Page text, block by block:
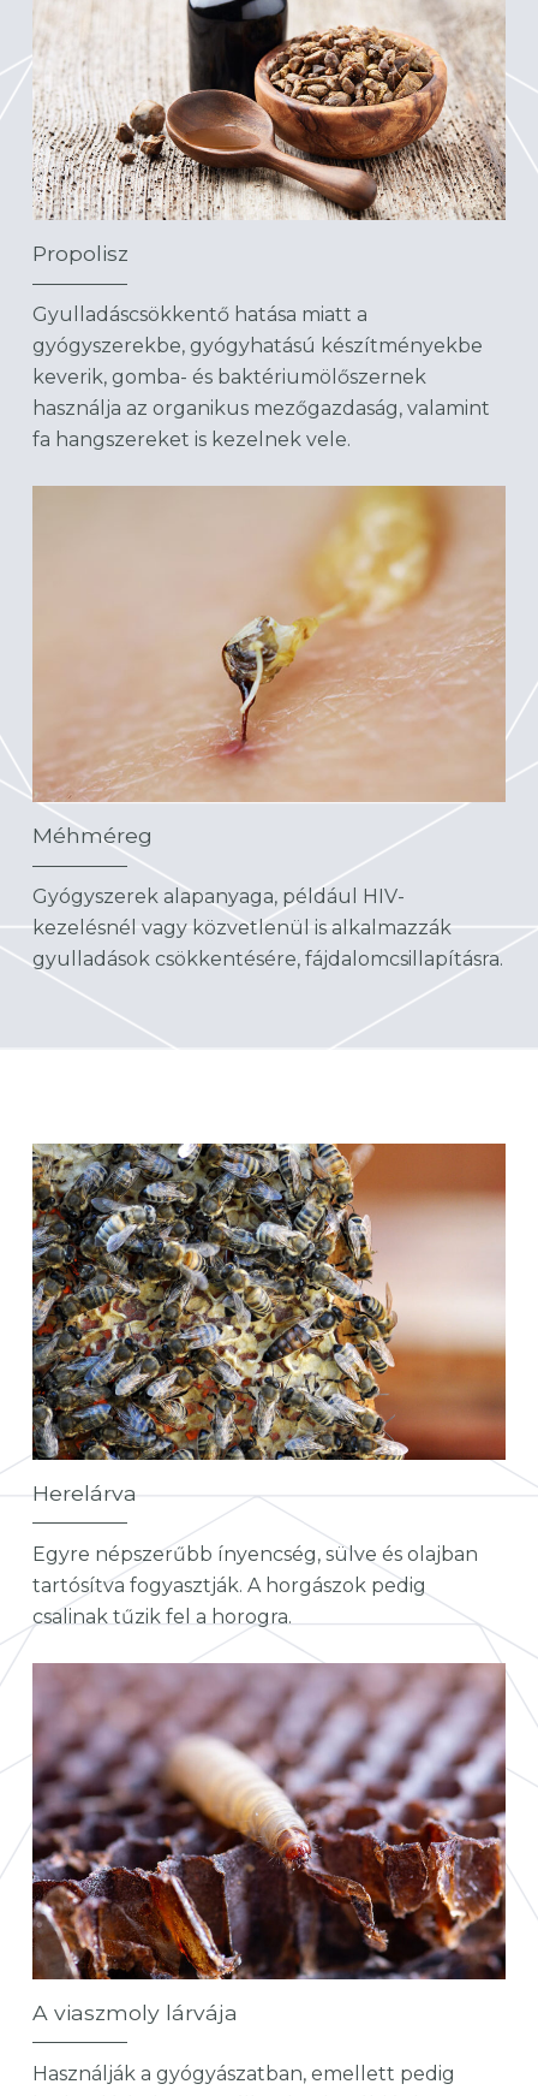
Propolisz
Gyulladáscsökkentő hatása miatt a
gyógyszerekbe, gyógyhatású készítményekbe
keverik, gomba- és baktériumölőszernek
használja az organikus mezőgazdaság, valamint
fa hangszereket is kezelnek vele.
Méhméreg
Gyógyszerek alapanyaga, például HIV-
kezelésnél vagy közvetlenül is alkalmazzák
gyulladások csökkentésére, fájdalomcsillapításra.
Herelárva
Egyre népszerűbb ínyencség, sülve és olajban
tartósítva fogyasztják. A horgászok pedig
csalinak tűzik fel a horogra.
A viaszmoly lárvája
Használják a gyógyászatban, emellett pedig